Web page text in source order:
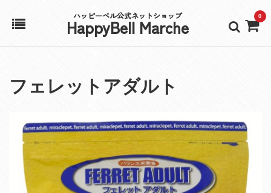
ハッピーベル公式ネットショップ
HappyBell Marche 0
アカウント
カート
フェレットアダルト